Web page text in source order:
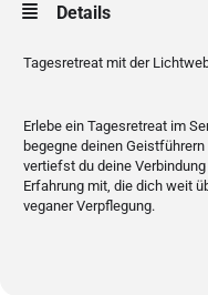
Details
Tagesretreat mit der
Erlebe ein Tagesretreat im
begegne deinen
vertiefst du deine
Erfahrung mit, die dich weit
veganer Verpflegung.